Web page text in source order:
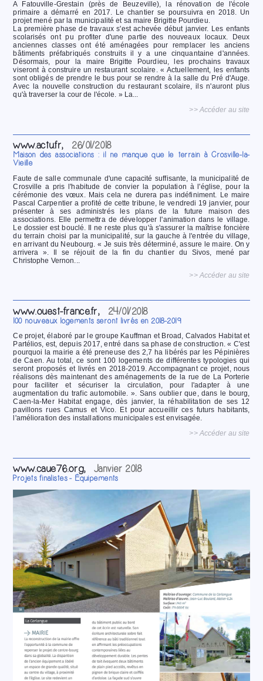
A Fatouville-Grestain (près de Beuzeville), la rénovation de l'école
primaire a démarré en 2017. Le chantier se poursuivra en 2018. Un
projet mené par la municipalité et sa maire Brigitte Pourdieu.
La première phase de travaux s'est achevée début janvier. Les enfants
scolarisés ont pu profiter d'une partie des nouveaux locaux. Deux
anciennes classes ont été aménagées pour remplacer les anciens
bâtiments préfabriqués construits il y a une cinquantaine d'années.
Désormais, pour la maire Brigitte Pourdieu, les prochains travaux
viseront à construire un restaurant scolaire. « Actuellement, les enfants
sont obligés de prendre le bus pour se rendre à la salle du Pré d'Auge.
Avec la nouvelle construction du restaurant scolaire, ils n'auront plus
qu'à traverser la cour de l'école. » La...
>> Accéder au site
www.actu.fr, 26/01/2018
Maison des associations : il ne manque que le terrain à Crosville-la-
Vieille
Faute de salle communale d'une capacité suffisante, la municipalité de
Crosville a pris l'habitude de convier la population à l'église, pour la
cérémonie des vœux. Mais cela ne durera pas indéfiniment. Le maire
Pascal Carpentier a profité de cette tribune, le vendredi 19 janvier, pour
présenter à ses administrés les plans de la future maison des
associations. Elle permettra de développer l'animation dans le village.
Le dossier est bouclé. Il ne reste plus qu'à s'assurer la maîtrise foncière
du terrain choisi par la municipalité, sur la gauche à l'entrée du village,
en arrivant du Neubourg. « Je suis très déterminé, assure le maire. On y
arrivera ». Il se réjouit de la fin du chantier du Sivos, mené par
Christophe Vernon...
>> Accéder au site
www.ouest-france.fr, 24/01/2018
100 nouveaux logements seront livrés en 2018-2019
Ce projet, élaboré par le groupe Kauffman et Broad, Calvados Habitat et
Partélios, est, depuis 2017, entré dans sa phase de construction. « C'est
pourquoi la mairie a été preneuse des 2,7 ha libérés par les Pépinières
de Caen. Au total, ce sont 100 logements de différentes typologies qui
seront proposés et livrés en 2018-2019. Accompagnant ce projet, nous
réalisons dès maintenant des aménagements de la rue de La Porterie
pour faciliter et sécuriser la circulation, pour l'adapter à une
augmentation du trafic automobile. ». Sans oublier que, dans le bourg,
Caen-la-Mer Habitat engage, dès janvier, la réhabilitation de ses 12
pavillons rues Camus et Vico. Et pour accueillir ces futurs habitants,
l'amélioration des installations municipales est envisagée.
>> Accéder au site
www.caue76.org, Janvier 2018
Projets finalistes - Équipements